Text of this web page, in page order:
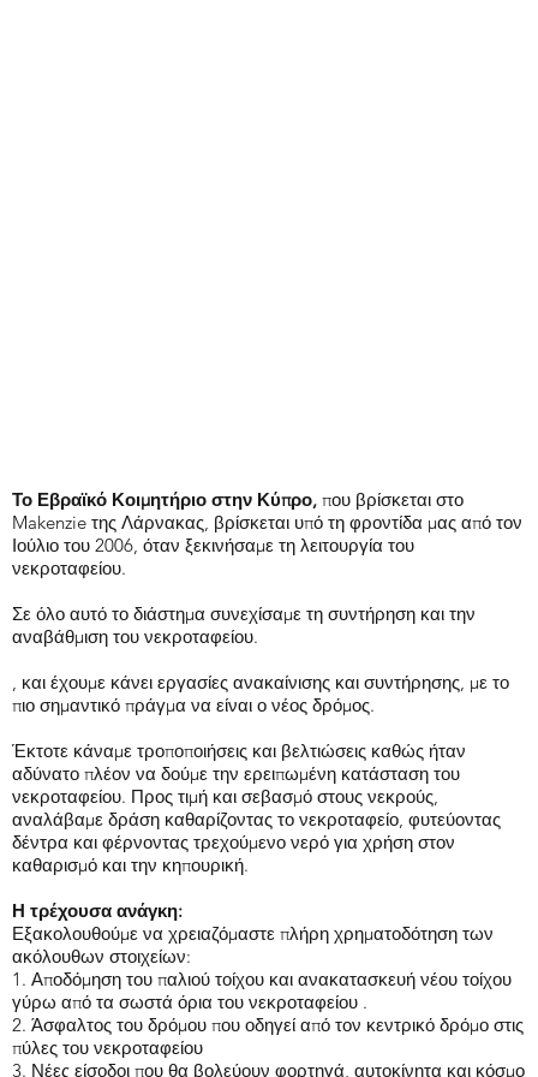
Το Εβραϊκό Κοιμητήριο στην Κύπρο, που βρίσκεται στο
Makenzie της Λάρνακας, βρίσκεται υπό τη φροντίδα μας από τον
Ιούλιο του 2006, όταν ξεκινήσαμε τη λειτουργία του
νεκροταφείου.
Σε όλο αυτό το διάστημα συνεχίσαμε τη συντήρηση και την
αναβάθμιση του νεκροταφείου.
, και έχουμε κάνει εργασίες ανακαίνισης και συντήρησης, με το
πιο σημαντικό πράγμα να είναι ο νέος δρόμος.
Έκτοτε κάναμε τροποποιήσεις και βελτιώσεις καθώς ήταν
αδύνατο πλέον να δούμε την ερειπωμένη κατάσταση του
νεκροταφείου. Προς τιμή και σεβασμό στους νεκρούς,
αναλάβαμε δράση καθαρίζοντας το νεκροταφείο, φυτεύοντας
δέντρα και φέρνοντας τρεχούμενο νερό για χρήση στον
καθαρισμό και την κηπουρική.
Η τρέχουσα ανάγκη:
Εξακολουθούμε να χρειαζόμαστε πλήρη χρηματοδότηση των
ακόλουθων στοιχείων:
1. Αποδόμηση του παλιού τοίχου και ανακατασκευή νέου τοίχου
γύρω απότα σωστά όρια του νεκροταφείου .
2. Άσφαλτος του δρόμου που οδηγεί από τον κεντρικό δρόμο στις
πύλες του νεκροταφείου
3. Νέες είσοδοι που θα βολεύουν φορτηγά, αυτοκίνητα και κόσμο